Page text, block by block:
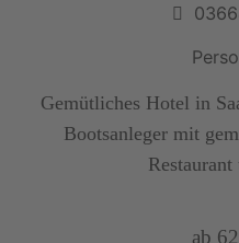
Gemütliches Hotel in
Bootsanleger mit
Restaurant
ab